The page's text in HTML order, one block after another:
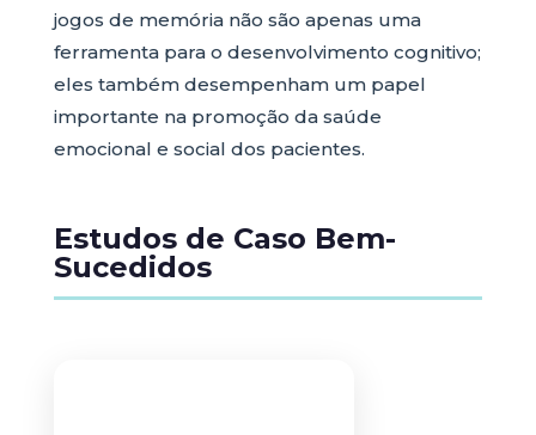
jogos de memória não são apenas uma
ferramenta para o desenvolvimento cognitivo;
eles também desempenham um papel
importante na promoção da saúde
emocional e social dos pacientes.
Estudos de Caso Bem-
Sucedidos